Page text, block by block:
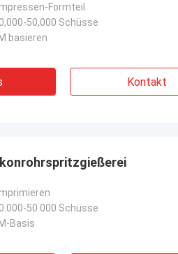
Formteil
50,000 Schüsse
basieren
Kontakt
50.000 Schüsse
Basis